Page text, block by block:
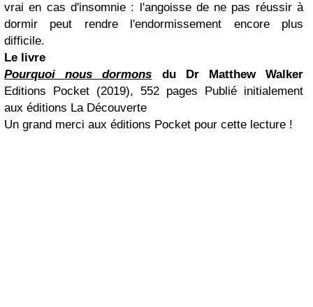
vrai en cas d'insomnie : l'angoisse de ne pas réussir à
dormir peut rendre l'endormissement encore plus
difficile.
Le livre
Pourquoi nous dormons du Dr Matthew Walker
Editions Pocket (2019), 552 pages Publié initialement
aux éditions La Découverte
Un grand merci aux éditions Pocket pour cette lecture !